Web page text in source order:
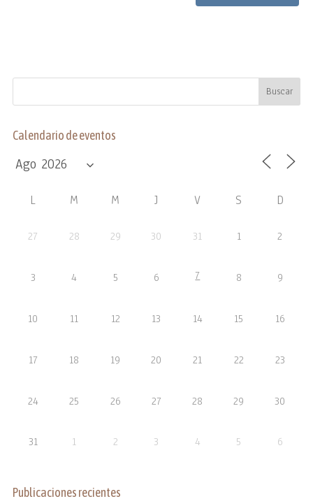
Calendario de eventos
L M M J V S D
27 28 29 30 31 1 2
3 4 5 6 7 8 9
10 11 12 13 14 15 16
17 18 19 20 21 22 23
24 25 26 27 28 29 30
31 1 2 3 4 5 6
Publicaciones recientes